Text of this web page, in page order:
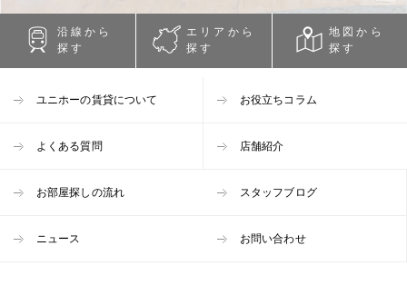
沿線から
探す
エリアから
探す
地図から
探す
ユニホーの賃貸について お役立ちコラム
よくある質問 店舗紹介
お部屋探しの流れ スタッフブログ
ニュース お問い合わせ